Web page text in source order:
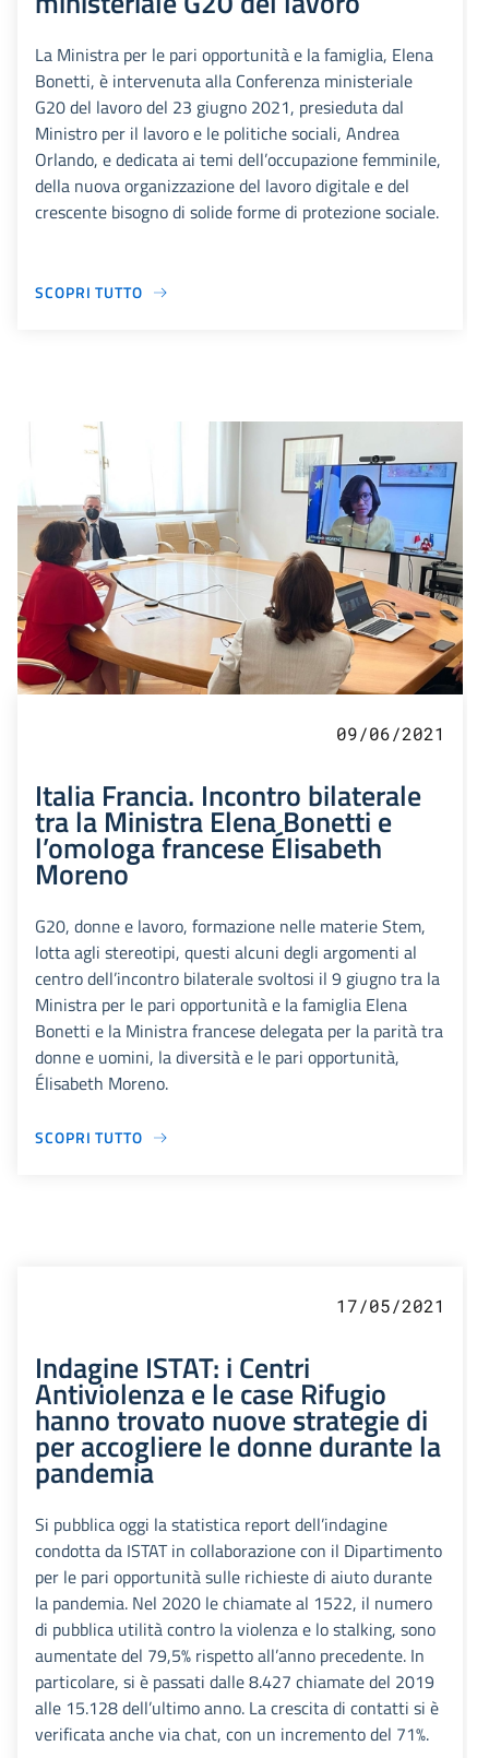
La Ministra per le pari opportunità e la famiglia, Elena
Bonetti, è intervenuta alla Conferenza ministeriale
G20 del lavoro del 23 giugno 2021, presieduta dal
Ministro per il lavoro e le politiche sociali, Andrea
Orlando, e dedicata ai temi dell’occupazione femminile,
della nuova organizzazione del lavoro digitale e del
crescente bisogno di solide forme di protezione sociale.
SCOPRI TUTTO
09/06/2021
Italia Francia. Incontro bilaterale
tra la Ministra Elena Bonetti e
l’omologa francese Élisabeth
Moreno
G20, donne e lavoro, formazione nelle materie Stem,
lotta agli stereotipi, questi alcuni degli argomenti al
centro dell’incontro bilaterale svoltosi il 9 giugno tra la
Ministra per le pari opportunità e la famiglia Elena
Bonetti e la Ministra francese delegata per la parità tra
donne e uomini, la diversità e le pari opportunità,
Élisabeth Moreno.
SCOPRI TUTTO
17/05/2021
Indagine ISTAT: i Centri
Antiviolenza e le case Rifugio
hanno trovato nuove strategie di
per accogliere le donne durante la
pandemia
Si pubblica oggi la statistica report dell’indagine
condotta da ISTAT in collaborazione con il Dipartimento
per le pari opportunità sulle richieste di aiuto durante
la pandemia. Nel 2020 le chiamate al 1522, il numero
di pubblica utilità contro la violenza e lo stalking, sono
aumentate del 79,5% rispetto all’anno precedente. In
particolare, si è passati dalle 8.427 chiamate del 2019
alle 15.128 dell’ultimo anno. La crescita di contatti si è
verificata anche via chat, con un incremento del 71%.